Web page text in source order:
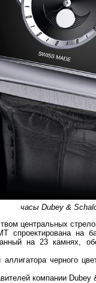
часы Dubey &
центральных
спроектирована на
на 23 камнях,
черного
компании Dubey